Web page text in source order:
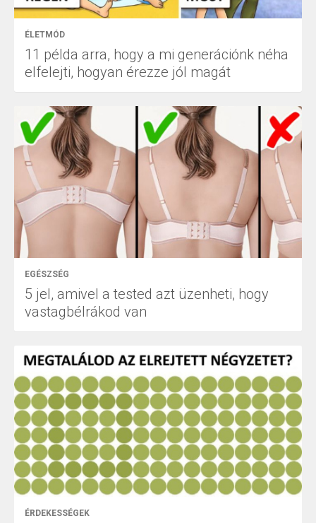
ÉLETMÓD
11 példa arra, hogy a mi generációnk néha
elfelejti, hogyan érezze jól magát
EGÉSZSÉG
5 jel, amivel a tested azt üzenheti, hogy
vastagbélrákod van
ÉRDEKESSÉGEK